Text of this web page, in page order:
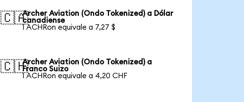
🇨🇦Archer Aviation (Ondo Tokenized) a Dólar
canadiense
1 ACHRon equivale a 7,27 $
🇨🇭Archer Aviation (Ondo Tokenized) a
Franco Suizo
1 ACHRon equivale a 4,20 CHF